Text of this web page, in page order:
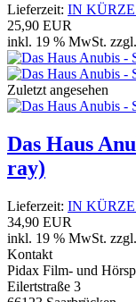
Lieferzeit: IN
25,90 EUR
inkl. 19 % MwSt. zzgl.
Zuletzt angesehen
Das Haus
ray)
Lieferzeit: IN
34,90 EUR
inkl. 19 % MwSt. zzgl.
Kontakt
Pidax Film- und
Eilertstraße 3